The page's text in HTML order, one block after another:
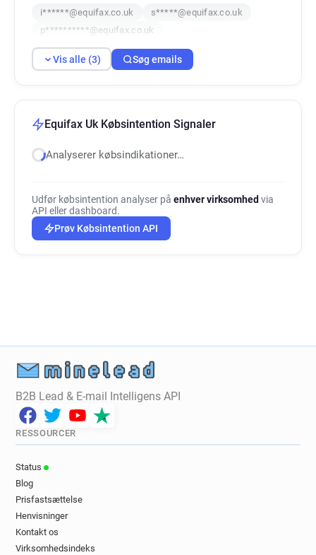
i******@equifax.co.uk
s*****@equifax.co.uk
p**********@equifax.co.uk
Vis alle (3) Søg emails
Equifax Uk Købsintention Signaler
Analyserer købsindikationer…
Udfør købsintention analyser på enhver virksomhed via
API eller dashboard.
Prøv Købsintention API
B2B Lead & E-mail Intelligens API
RESSOURCER
Status
Blog
Prisfastsættelse
Henvisninger
Kontakt os
Virksomhedsindeks